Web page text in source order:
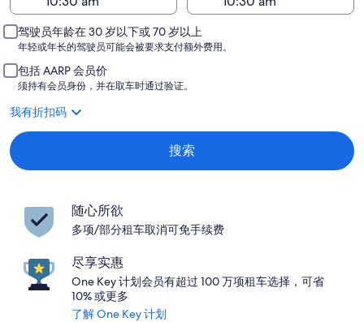
驾驶员年龄在 30 岁以下或 70 岁以上
年轻或年长的驾驶员可能会被要求支付额外费用。
包括 AARP 会员价
须持有会员身份，并在取车时通过验证。
我有折扣码
搜索
随心所欲
多项/部分租车取消可免手续费
尽享实惠
One Key 计划会员有超过 100 万项租车选择，可省
10% 或更多
了解 One Key 计划